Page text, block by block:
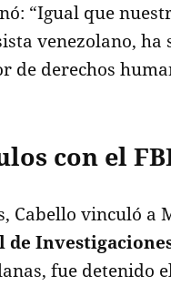
“Igual que
venezolano, ha
de derechos
con el
Cabello vinculó
de
fue detenido